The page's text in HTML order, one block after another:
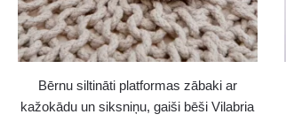
Bērnu siltināti platformas zābaki ar
kažokādu un siksniņu, gaiši bēši Vilabria